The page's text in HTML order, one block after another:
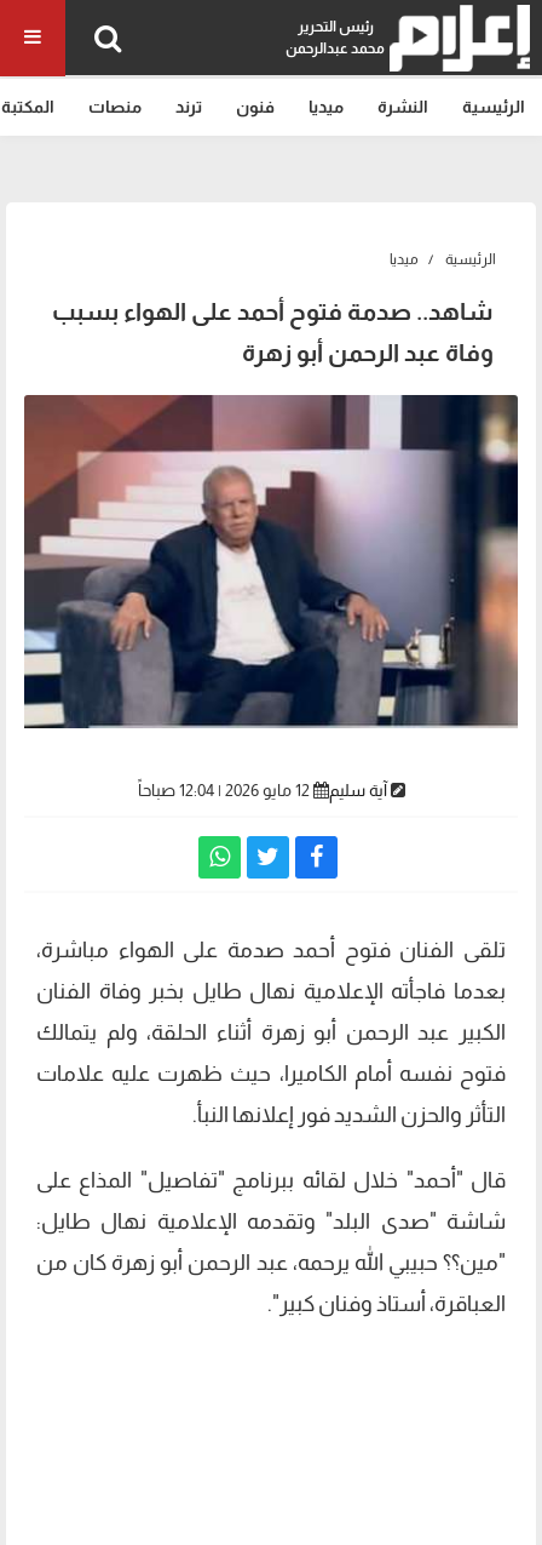
رئيس التحرير
محمد عبدالرحمن
الرئيسية النشرة ميديا فنون ترند منصات المكتبة
الرئيسية ميديا
شاهد.. صدمة فتوح أحمد على الهواء بسبب
وفاة عبد الرحمن أبو زهرة
آية سليم
تلقى الفنان فتوح أحمد صدمة على الهواء مباشرة،
بعدما فاجأته الإعلامية نهال طايل بخبر وفاة الفنان
الكبير عبد الرحمن أبو زهرة أثناء الحلقة، ولم يتمالك
فتوح نفسه أمام الكاميرا، حيث ظهرت عليه علامات
التأثر والحزن الشديد فور إعلانها النبأ.
قال "أحمد" خلال لقائه ببرنامج "تفاصيل" المذاع على
شاشة "صدى البلد" وتقدمه الإعلامية نهال طايل:
"مين؟؟ حبيبي الله يرحمه، عبد الرحمن أبو زهرة كان من
العباقرة، أستاذ وفنان كبير".